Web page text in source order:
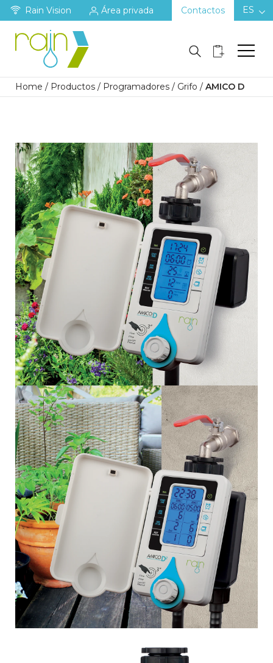
Rain Vision Área privada Contactos ES
Home / Productos / Programadores / Grifo / AMICO D